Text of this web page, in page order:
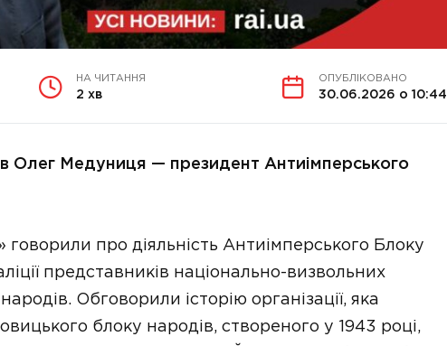
НА ЧИТАННЯ
2 хв
ОПУБЛІКОВАНО
30.06.2026 о 10:44
Олег Медуниця — президент Антиімперського
про діяльність Антиімперського Блоку
представників національно-визвольних
Обговорили історію організації, яка
блоку народів, створеного у 1943 році,